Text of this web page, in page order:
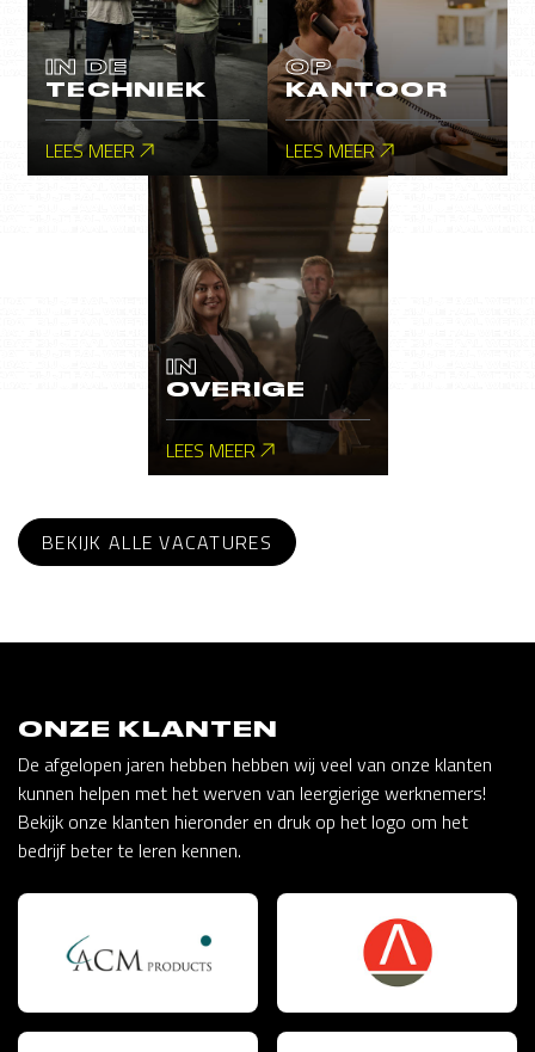
IN DE
TECHNIEK
LEES MEER
OP
KANTOOR
LEES MEER
IN
OVERIGE
LEES MEER
BEKIJK ALLE VACATURES
ONZE KLANTEN
De afgelopen jaren hebben hebben wij veel van onze klanten
kunnen helpen met het werven van leergierige werknemers!
Bekijk onze klanten hieronder en druk op het logo om het
bedrijf beter te leren kennen.